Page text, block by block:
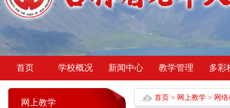
首页 学校概况 新闻中心 教学管理 多彩
网上教学
首页 > 网上教学 > 网